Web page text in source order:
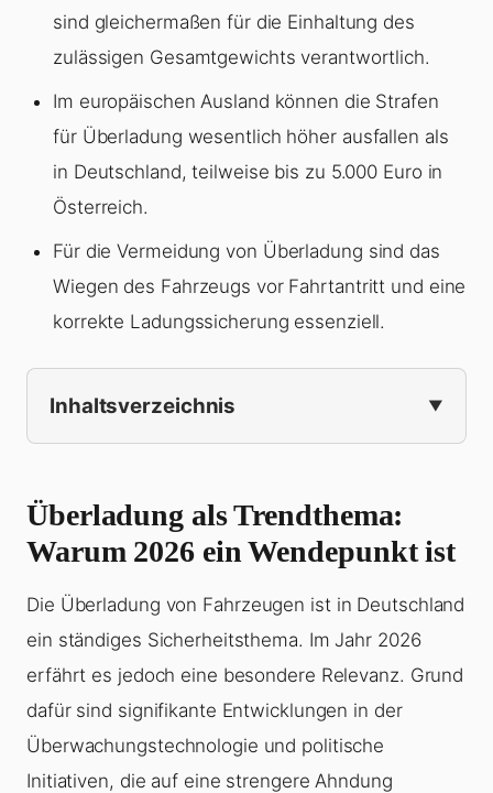
sind gleichermaßen für die Einhaltung des
zulässigen Gesamtgewichts verantwortlich.
Im europäischen Ausland können die Strafen
für Überladung wesentlich höher ausfallen als
in Deutschland, teilweise bis zu 5.000 Euro in
Österreich.
Für die Vermeidung von Überladung sind das
Wiegen des Fahrzeugs vor Fahrtantritt und eine
korrekte Ladungssicherung essenziell.
Inhaltsverzeichnis
Überladung als Trendthema:
Warum 2026 ein Wendepunkt ist
Die Überladung von Fahrzeugen ist in Deutschland
ein ständiges Sicherheitsthema. Im Jahr 2026
erfährt es jedoch eine besondere Relevanz. Grund
dafür sind signifikante Entwicklungen in der
Überwachungstechnologie und politische
Initiativen, die auf eine strengere Ahndung